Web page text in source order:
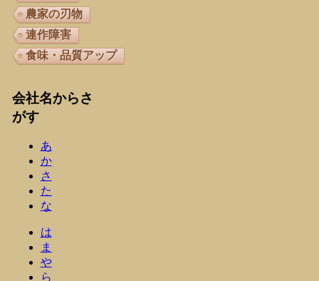
農家の刃物
連作障害
食味・品質アップ
会社名からさ
がす
あ
か
さ
た
な
は
ま
や
ら